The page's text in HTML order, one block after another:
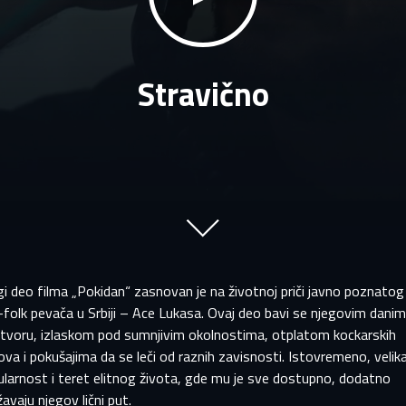
završetku registracije, pregledaćemo vašu prijavu i obavestićemo
ako je vaš nalog odobren.
Prezime
EMAIL ADRESA VEĆ POSTOJI
prijavite se na svoj nalog.
Stravično
deo filma „Pokidan“ zasnovan je na životnoj priči javno poznatog
pevača u Srbiji – Ace Lukasa. Ovaj deo bavi se njegovim
izlaskom pod sumnjivim okolnostima, otplatom kockarskih
i pokušajima da se leči od raznih zavisnosti. Istovremeno,
i teret elitnog života, gde mu je sve dostupno, dodatno
njegov lični put.